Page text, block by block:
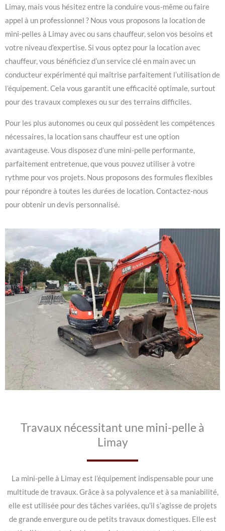
Limay, mais vous hésitez entre la conduire vous-même ou faire
appel à un professionnel ? Nous vous proposons la location de
mini-pelles à Limay avec ou sans chauffeur, selon vos besoins et
votre niveau d’expertise. Si vous optez pour la location avec
chauffeur, vous bénéficiez d’un service clé en main avec un
conducteur expérimenté qui maîtrise parfaitement l’utilisation de
l’équipement. Cela vous garantit une efficacité optimale, surtout
pour des travaux complexes ou sur des terrains difficiles.
Pour les plus autonomes ou ceux qui possèdent les compétences
nécessaires, la location sans chauffeur est une option
avantageuse. Vous disposez d’une mini-pelle performante,
parfaitement entretenue, que vous pouvez utiliser à votre
rythme pour vos projets. Nous proposons des formules flexibles
pour répondre à toutes les durées de location. Contactez-nous
pour obtenir un devis personnalisé.
Travaux nécessitant une mini-pelle à
Limay
La mini-pelle à Limay est l’équipement indispensable pour une
multitude de travaux. Grâce à sa polyvalence et à sa maniabilité,
elle est utilisée pour des tâches variées, qu’il s’agisse de projets
de grande envergure ou de petits travaux domestiques. Elle est